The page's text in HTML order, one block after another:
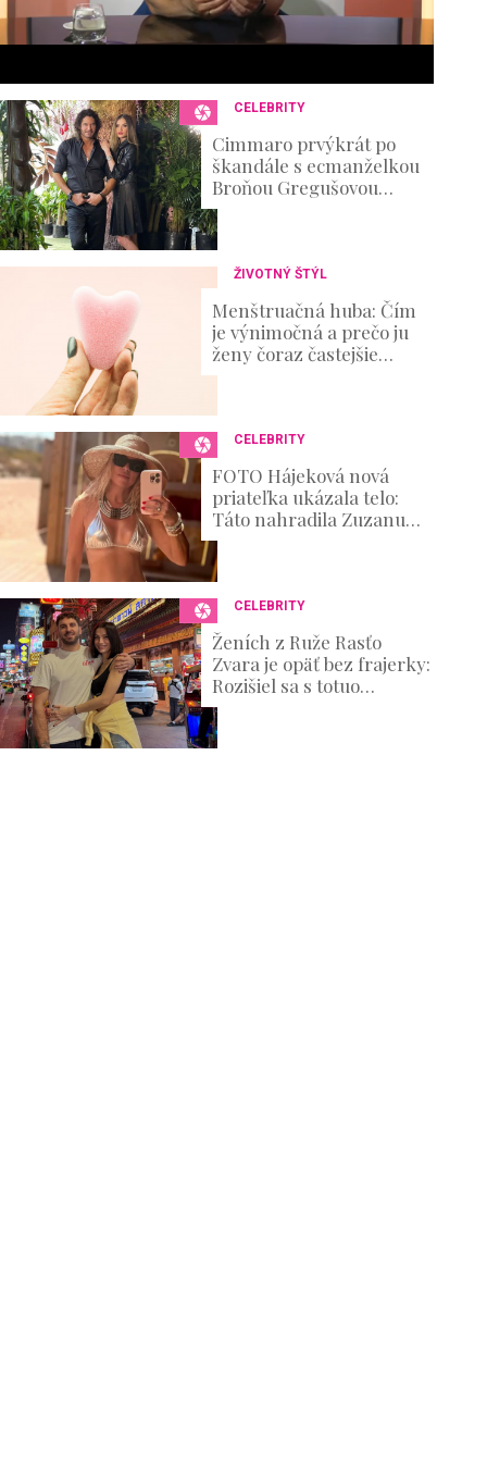
CELEBRITY
Cimmaro prvýkrát po
škandále s ecmanželkou
Broňou Gregušovou
prvýkrát prehovoril:
Existenčné problémy
ŽIVOTNÝ ŠTÝL
Menštruačná huba: Čím
je výnimočná a prečo ju
ženy čoraz častejšie
skúšajú?
CELEBRITY
FOTO Hájeková nová
priateľka ukázala telo:
Táto nahradila Zuzanu
Belohorcovú
CELEBRITY
Ženích z Ruže Rasťo
Zvara je opäť bez frajerky:
Rozišiel sa s totuo
známou kráskou